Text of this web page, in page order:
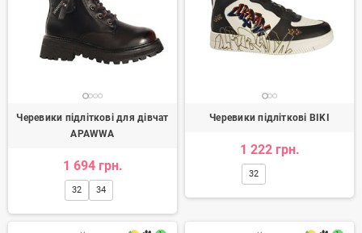
Черевики підліткові для дівчат
APAWWA
1 694 грн.
32 34
Черевики підліткові BIKI
1 222 грн.
32